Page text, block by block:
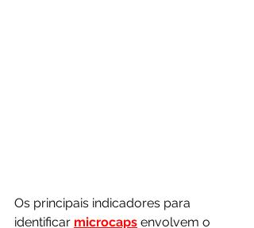
Os principais indicadores para
identificar microcaps envolvem o